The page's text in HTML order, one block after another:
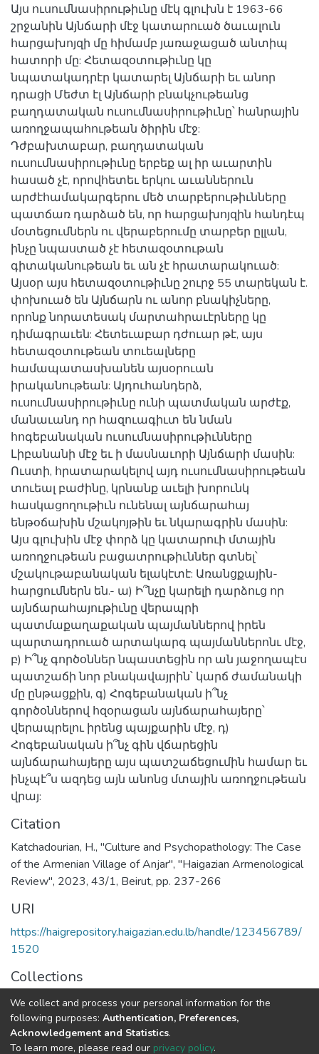
Այս ուսումնասիրութիւնը մէկ գլուխն է 1963-66
շրջանին Այնճարի մէջ կատարուած ծաւալուն
հարցախոյզի մը հիմամբ յառաջացած անտիպ
հատորի մը: Հետազօտութիւնը կը
նպատակադրէր կատարել Այնճարի եւ անոր
դրացի Մեժտ էլ Այնճարի բնակչութեանց
բաղդատական ուսումնասիրութիւնը՝ հանրային
առողջապահութեան ծիրին մէջ:
Դժբախտաբար, բաղդատական
ուսումնասիրութիւնը երբեք ալ իր աւարտին
հասած չէ, որովհետեւ երկու աւաններուն
արժէհամակարգերու մեծ տարբերութիւնները
պատճառ դարձած են, որ հարցախոյզին հանդէպ
մօտեցումներն ու վերաբերումը տարբեր ըլլան,
ինչը նպաստած չէ հետազօտութան
գիտականութեան եւ ան չէ հրատարակուած:
Այսօր այս հետազօտութիւնը շուրջ 55 տարեկան է.
փոխուած են Այնճարն ու անոր բնակիչները,
որոնք նորատեսակ մարտահրաւէրները կը
դիմագրաւեն: Հետեւաբար դժուար թէ, այս
հետազօտութեան տուեալները
համապատասխանեն այսօրուան
իրականութեան: Այդուհանդերձ,
ուսումնասիրութիւնը ունի պատմական արժէք,
մանաւանդ որ հազուագիւտ են նման
հոգեբանական ուսումնասիրութիւնները
Լիբանանի մէջ եւ ի մասնաւորի Այնճարի մասին:
Ուստի, հրատարակելով այդ ուսումնասիրութեան
տուեալ բաժինը, կրնանք աւելի խորունկ
հասկացողութիւն ունենալ այնճարահայ
ենթօճախին մշակոյթին եւ նկարագրին մասին:
Այս գլուխին մէջ փորձ կը կատարուի մտային
առողջութեան բացատրութիւններ գտնել՝
մշակութաբանական ելակէտէ: Առանցքային-
հարցումներն են.- ա) Ի՞նչը կարելի դարձուց որ
այնճարահայութիւնը վերապրի
պատմաքաղաքական պայմաններով իրեն
պարտադրուած արտակարգ պայմաններոնւ մէջ,
բ) Ի՞նչ գործօններ նպաստեցին որ ան յաջողապէս
պատշաճի նոր բնակավայրին՝ կարճ ժամանակի
մը ընթացքին, գ) Հոգեբանական ի՞նչ
գործօններով հզօրացան այնճարահայերը՝
վերապրելու իրենց պայքարին մէջ, դ)
Հոգեբանական ի՞նչ գին վճարեցին
այնճարահայերը այս պատշաճեցումին համար եւ
ինչպէ՞ս ազդեց այն անոնց մտային առողջութեան
վրայ:
Citation
Katchadourian, H., "Culture and Psychopathology: The Case
of the Armenian Village of Anjar", "Haigazian Armenological
Review", 2023, 43/1, Beirut, pp. 237-266
URI
https://haigrepository.haigazian.edu.lb/handle/123456789/
1520
Collections
Articles
Full item page
We collect and process your personal information for the
following purposes: Authentication, Preferences,
Acknowledgement and Statistics.
To learn more, please read our privacy policy.